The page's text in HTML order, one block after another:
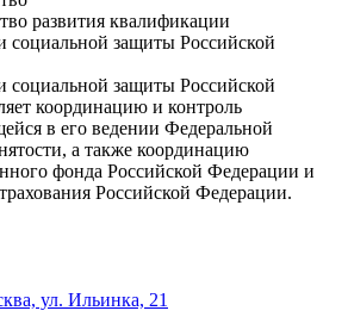
развития квалификации
социальной защиты Российской
социальной защиты Российской
координацию и контроль
в его ведении Федеральной
а также координацию
фонда Российской Федерации и
Российской Федерации.
ул. Ильинка, 21